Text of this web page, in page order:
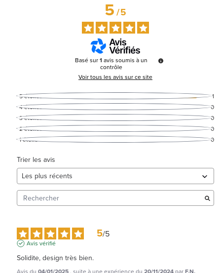
5/5
Basé sur1avis soumis à un
contrôle
Voir tous les avis sur ce site
5étoiles
1
4étoiles
0
3étoiles
0
2étoiles
0
1étoile 0
Trier les avis
5/5
Avis vérifié
Solidite, design très bien.